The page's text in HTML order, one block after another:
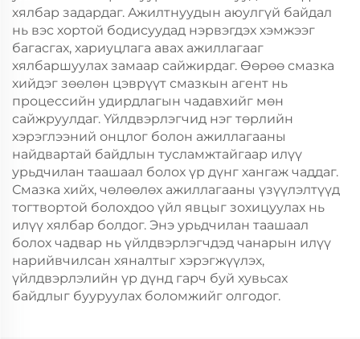
хялбар задардаг. Ажилтнуудын аюулгүй байдал
нь вэс хортой бодисуудад нэрвэгдэх хэмжээг
багасгах, хариуцлага авах ажиллагааг
хялбаршуулах замаар сайжирдаг. Өөрөө смазка
хийдэг зөөлөн цэврүүт смазкын агент нь
процессийн удирдлагын чадавхийг мөн
сайжруулдаг. Үйлдвэрлэгчид нэг төрлийн
хэрэглээний онцлог болон ажиллагааны
найдвартай байдлын тусламжтайгаар илүү
урьдчилан таашаал болох үр дүнг хангаж чаддаг.
Смазка хийх, чөлөөлөх ажиллагааны үзүүлэлтүүд
тогтвортой болохдоо үйл явцыг зохицуулах нь
илүү хялбар болдог. Энэ урьдчилан таашаал
болох чадвар нь үйлдвэрлэгчдэд чанарын илүү
нарийвчилсан хяналтыг хэрэгжүүлэх,
үйлдвэрлэлийн үр дүнд гарч буй хувьсах
байдлыг бууруулах боломжийг олгодог.